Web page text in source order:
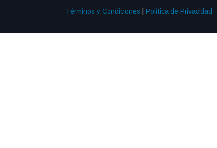
Términos y Condiciones Política de Privacidad